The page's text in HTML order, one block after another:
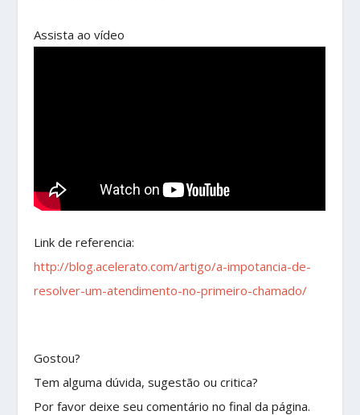
Assista ao vídeo
Link de referencia:
http://blog.acelerato.com/artigo/a-impotancia-de-
resolver-um-atendimento-no-primeiro-chamado/
Gostou?
Tem alguma dúvida, sugestão ou critica?
Por favor deixe seu comentário no final da página.